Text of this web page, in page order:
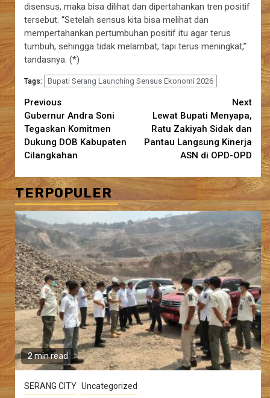
disensus, maka bisa dilihat dan dipertahankan tren positif
tersebut. “Setelah sensus kita bisa melihat dan
mempertahankan pertumbuhan positif itu agar terus
tumbuh, sehingga tidak melambat, tapi terus meningkat,”
tandasnya. (*)
Tags: Bupati Serang Launching Sensus Ekonomi 2026
Continue
Reading
Previous
Gubernur Andra Soni
Tegaskan Komitmen
Dukung DOB Kabupaten
Cilangkahan
Next
Lewat Bupati Menyapa,
Ratu Zakiyah Sidak dan
Pantau Langsung Kinerja
ASN di OPD-OPD
TERPOPULER
2 min read
SERANG CITY Uncategorized